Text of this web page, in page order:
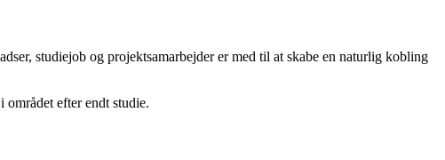
studiejob og projektsamarbejder er med til at skabe en naturlig kobling
området efter endt studie.